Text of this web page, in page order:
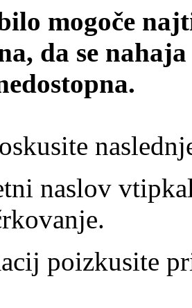
mogoče
da se
naslov
poizkusite